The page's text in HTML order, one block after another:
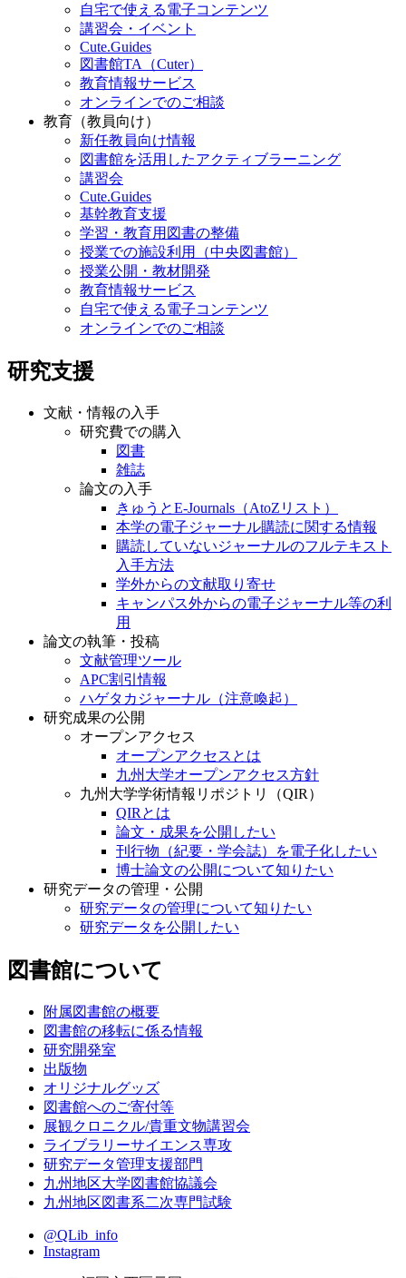
自宅で使える電子コンテンツ
講習会・イベント
Cute.Guides
図書館TA（Cuter）
教育情報サービス
オンラインでのご相談
教育（教員向け）
新任教員向け情報
図書館を活用したアクティブラーニング
講習会
Cute.Guides
基幹教育支援
学習・教育用図書の整備
授業での施設利用（中央図書館）
授業公開・教材開発
教育情報サービス
自宅で使える電子コンテンツ
オンラインでのご相談
研究支援
文献・情報の入手
研究費での購入
図書
雑誌
論文の入手
きゅうとE-Journals（AtoZリスト）
本学の電子ジャーナル購読に関する情報
購読していないジャーナルのフルテキスト
入手方法
学外からの文献取り寄せ
キャンパス外からの電子ジャーナル等の利
用
論文の執筆・投稿
文献管理ツール
APC割引情報
ハゲタカジャーナル（注意喚起）
研究成果の公開
オープンアクセス
オープンアクセスとは
九州大学オープンアクセス方針
九州大学学術情報リポジトリ（QIR）
QIRとは
論文・成果を公開したい
刊行物（紀要・学会誌）を電子化したい
博士論文の公開について知りたい
研究データの管理・公開
研究データの管理について知りたい
研究データを公開したい
図書館について
附属図書館の概要
図書館の移転に係る情報
研究開発室
出版物
オリジナルグッズ
図書館へのご寄付等
展観クロニクル/貴重文物講習会
ライブラリーサイエンス専攻
研究データ管理支援部門
九州地区大学図書館協議会
九州地区図書系二次専門試験
@QLib_info
Instagram